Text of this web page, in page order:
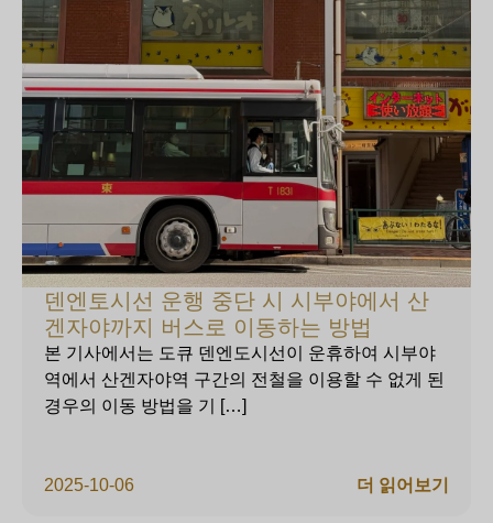
덴엔토시선 운행 중단 시 시부야에서 산
겐자야까지 버스로 이동하는 방법
2025-10-06
본 기사에서는 도큐 덴엔도시선이 운휴하여 시부야
역에서 산겐자야역 구간의 전철을 이용할 수 없게 된
경우의 이동 방법을 기 […]
더 읽어보기